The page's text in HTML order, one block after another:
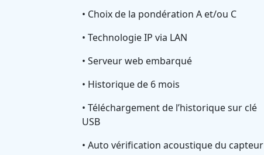
• Choix de la pondération A et/ou C
• Technologie IP via LAN
• Serveur web embarqué
• Historique de 6 mois
• Téléchargement de l’historique sur clé
USB
• Auto vérification acoustique du capteur